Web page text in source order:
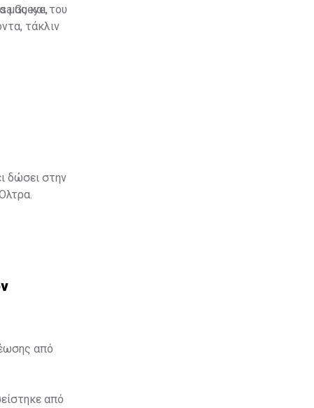
Gueye,
τάκλιν
μας και του
δώσει στην
από
από